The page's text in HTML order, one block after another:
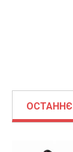
ОСТАННЄ